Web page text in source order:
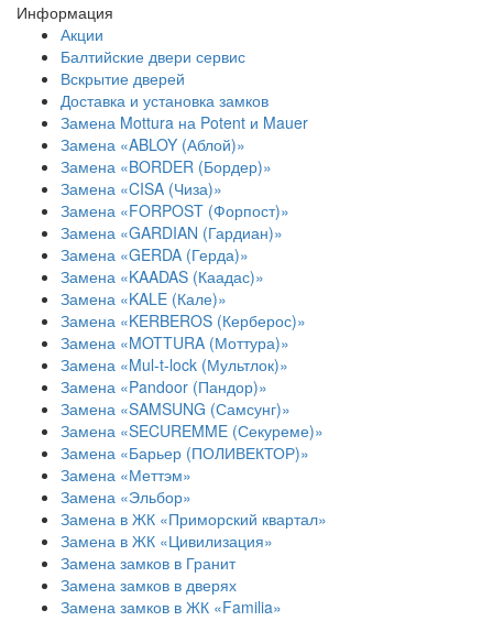
Информация
Акции
Балтийские двери сервис
Вскрытие дверей
Доставка и установка замков
Замена Mottura на Potent и Mauer
Замена «ABLOY (Аблой)»
Замена «BORDER (Бордер)»
Замена «CISA (Чиза)»
Замена «FORPOST (Форпост)»
Замена «GARDIAN (Гардиан)»
Замена «GERDA (Герда)»
Замена «KAADAS (Каадас)»
Замена «KALE (Кале)»
Замена «KERBEROS (Керберос)»
Замена «MOTTURA (Моттура)»
Замена «Mul-t-lock (Мультлок)»
Замена «Pandoor (Пандор)»
Замена «SAMSUNG (Самсунг)»
Замена «SECUREMME (Секуреме)»
Замена «Барьер (ПОЛИВЕКТОР)»
Замена «Меттэм»
Замена «Эльбор»
Замена в ЖК «Приморский квартал»
Замена в ЖК «Цивилизация»
Замена замков в Гранит
Замена замков в дверях
Замена замков в ЖК «Familia»